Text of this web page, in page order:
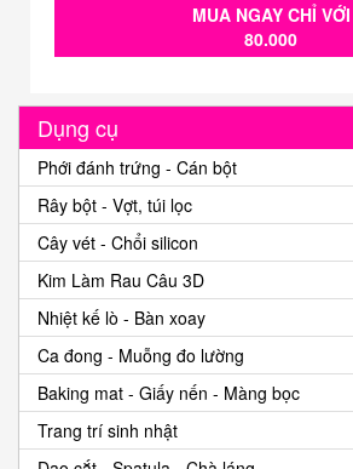
MUA NGAY CHỈ VỚI
80.000
Dụng cụ
Phới đánh trứng - Cán bột
Rây bột - Vợt, túi lọc
Cây vét - Chổi silicon
Kim Làm Rau Câu 3D
Nhiệt kế lò - Bàn xoay
Ca đong - Muỗng đo lường
Baking mat - Giấy nến - Màng bọc
Trang trí sinh nhật